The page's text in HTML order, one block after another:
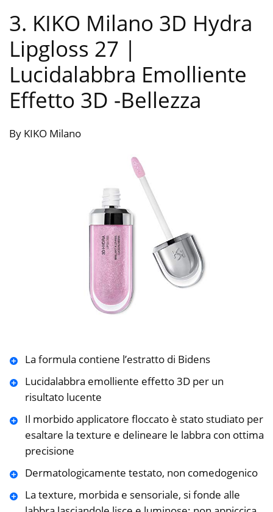
3. KIKO Milano 3D Hydra
Lipgloss 27 |
Lucidalabbra Emolliente
Effetto 3D -Bellezza
By KIKO Milano
La formula contiene l’estratto di Bidens
Lucidalabbra emolliente effetto 3D per un
risultato lucente
Il morbido applicatore floccato è stato studiato per
esaltare la texture e delineare le labbra con ottima
precisione
Dermatologicamente testato, non comedogenico
La texture, morbida e sensoriale, si fonde alle